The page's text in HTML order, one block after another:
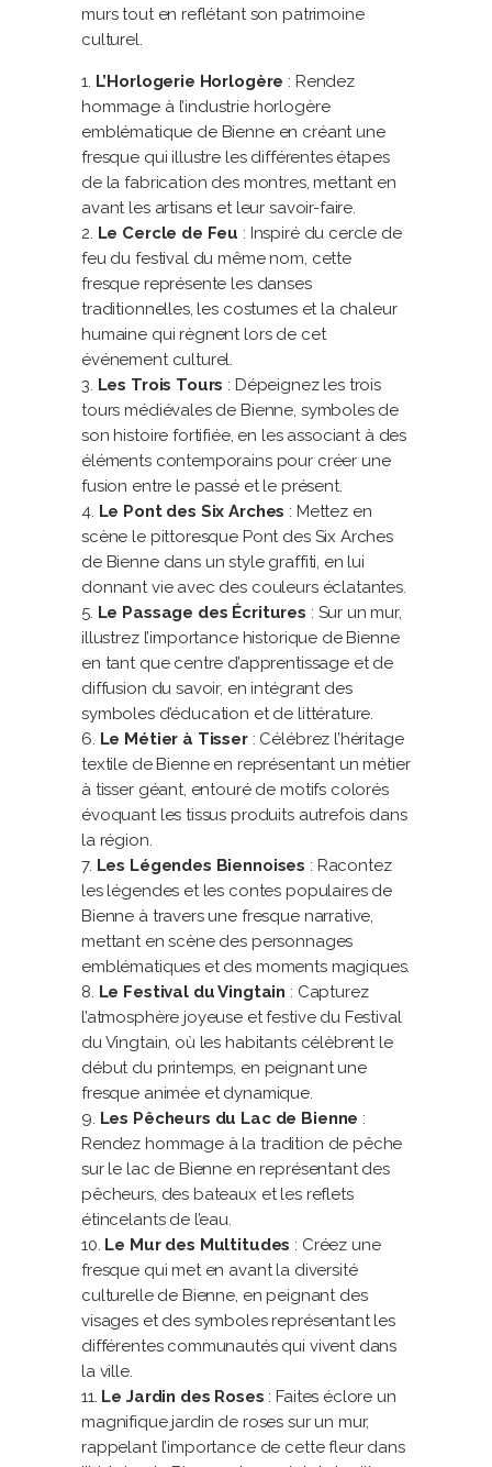
murs tout en reflétant son patrimoine
culturel.
L’Horlogerie Horlogère : Rendez
hommage à l’industrie horlogère
emblématique de Bienne en créant une
fresque qui illustre les différentes étapes
de la fabrication des montres, mettant en
avant les artisans et leur savoir-faire.
Le Cercle de Feu : Inspiré du cercle de
feu du festival du même nom, cette
fresque représente les danses
traditionnelles, les costumes et la chaleur
humaine qui règnent lors de cet
événement culturel.
Les Trois Tours : Dépeignez les trois
tours médiévales de Bienne, symboles de
son histoire fortifiée, en les associant à des
éléments contemporains pour créer une
fusion entre le passé et le présent.
Le Pont des Six Arches : Mettez en
scène le pittoresque Pont des Six Arches
de Bienne dans un style graffiti, en lui
donnant vie avec des couleurs éclatantes.
Le Passage des Écritures : Sur un mur,
illustrez l’importance historique de Bienne
en tant que centre d’apprentissage et de
diffusion du savoir, en intégrant des
symboles d’éducation et de littérature.
Le Métier à Tisser: Célébrez l’héritage
textile de Bienne en représentant un métier
à tisser géant, entouré de motifs colorés
évoquant les tissus produits autrefois dans
la région.
Les Légendes Biennoises : Racontez
les légendes et les contes populaires de
Bienne à travers une fresque narrative,
mettant en scène des personnages
emblématiques et des moments magiques.
Le Festival du Vingtain : Capturez
l’atmosphère joyeuse et festive du Festival
du Vingtain, où les habitants célèbrent le
début du printemps, en peignant une
fresque animée et dynamique.
Les Pêcheurs du Lac de Bienne :
Rendez hommage à la tradition de pêche
sur le lac de Bienne en représentant des
pêcheurs, des bateaux et les reflets
étincelants de l’eau.
Le Mur des Multitudes : Créez une
fresque qui met en avant la diversité
culturelle de Bienne, en peignant des
visages et des symboles représentant les
différentes communautés qui vivent dans
la ville.
Le Jardin des Roses : Faites éclore un
magnifique jardin de roses sur un mur,
rappelant l’importance de cette fleur dans